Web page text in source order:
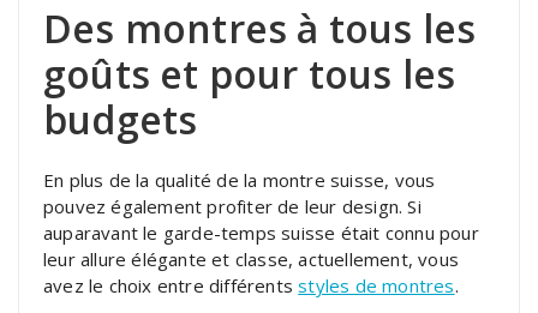
Des montres à tous les
goûts et pour tous les
budgets
En plus de la qualité de la montre suisse, vous
pouvez également profiter de leur design. Si
auparavant le garde-temps suisse était connu pour
leur allure élégante et classe, actuellement, vous
avez le choix entre différentsstyles de montres.